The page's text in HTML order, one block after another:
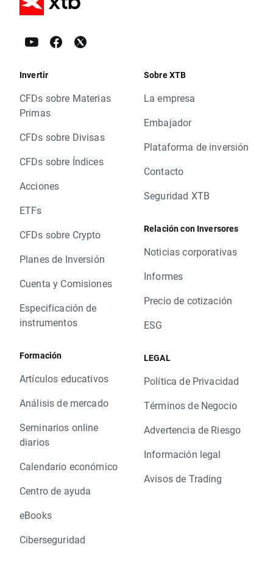
Invertir
CFDs sobre Materias
Primas
CFDs sobre Divisas
CFDs sobre Índices
Acciones
ETFs
CFDs sobre Crypto
Planes de Inversión
Cuenta y Comisiones
Especificación de
instrumentos
Formación
Artículos educativos
Análisis de mercado
Seminarios online
diarios
Calendario económico
Centro de ayuda
eBooks
Ciberseguridad
Sobre XTB
La empresa
Embajador
Plataforma de inversión
Contacto
Seguridad XTB
Relación con Inversores
Noticias corporativas
Informes
Precio de cotización
ESG
LEGAL
Política de Privacidad
Términos de Negocio
Advertencia de Riesgo
Información legal
Avisos de Trading